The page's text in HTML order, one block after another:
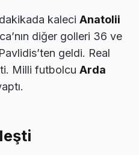
kaleci Anatolii
diğer golleri 36 ve
geldi. Real
Milli futbolcu Arda